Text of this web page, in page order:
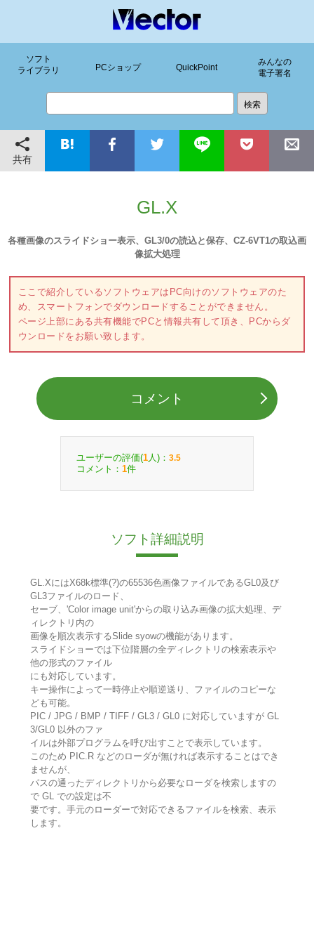
ソフト
ライブラリ
PCショップ QuickPoint
みんなの
電子署名
共有
GL.X
各種画像のスライドショー表示、GL3/0の読込と保存、CZ-6VT1の取込画
像拡大処理
ここで紹介しているソフトウェアはPC向けのソフトウェアのた
め、スマートフォンでダウンロードすることができません。
ページ上部にある共有機能でPCと情報共有して頂き、PCからダ
ウンロードをお願い致します。
コメント
ユーザーの評価(1 人)： 3.5
コメント： 1件
ソフト詳細説明
GL.XにはX68k標準(?)の65536色画像ファイルであるGL0及び
GL3ファイルのロード、
セーブ、'Color image unit'からの取り込み画像の拡大処理、デ
ィレクトリ内の
画像を順次表示するSlide syowの機能があります。
スライドショーでは下位階層の全ディレクトリの検索表示や
他の形式のファイル
にも対応しています。
キー操作によって一時停止や順逆送り、ファイルのコピーな
ども可能。
PIC / JPG / BMP / TIFF / GL3 / GL0 に対応していますが GL
3/GL0 以外のファ
イルは外部プログラムを呼び出すことで表示しています。
このため PIC.R などのローダが無ければ表示することはでき
ませんが、
パスの通ったディレクトリから必要なローダを検索しますの
で GL での設定は不
要です。手元のローダーで対応できるファイルを検索、表示
します。